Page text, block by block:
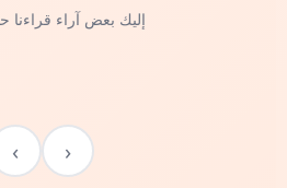
إليك بعض آراء قراءنا
‹
›